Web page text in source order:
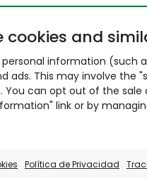
cookies and
information (such
ads. This may involve the
You can opt out of the sale
link or by
Política de Privacidad